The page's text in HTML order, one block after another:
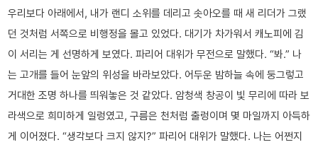
우리보다 아래에서, 내가 랜디 소위를 데리고 솟아오를 때 새 리더가 그랬
던 것처럼 서쪽으로 비행정을 몰고 있었다. 대기가 차가워서 캐노피에 김
이 서리는 게 선명하게 보였다. 파리어 대위가 무전으로 말했다. “봐.” 나
는 고개를 들어 눈앞의 위성을 바라보았다. 어두운 밤하늘 속에 둥그렇고
거대한 조명 하나를 띄워놓은 것 같았다. 암청색 창공이 빛 무리에 따라 보
라색으로 희미하게 일렁였고, 구름은 천처럼 출렁이며 몇 마일까지 아득하
게 이어졌다. “생각보다 크지 않지?” 파리어 대위가 말했다. 나는 어쩐지